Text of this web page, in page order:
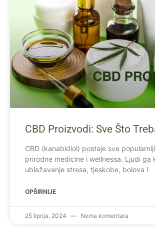
CBD Proizvodi: Sve Što
CBD (kanabidiol) postaje sve
prirodne medicine i wellnessa. Ljudi ga
ublažavanje stresa, tjeskobe, bolova i
OPŠIRNIJE
25 lipnja, 2024 Nema komentara